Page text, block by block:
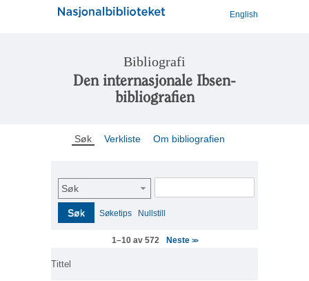
English
Bibliografi
Den internasjonale Ibsen-
bibliografien
Søk Verkliste Om bibliografien
Søk
Søk Søketips Nullstill
1–10 av 572 Neste >>
Tittel